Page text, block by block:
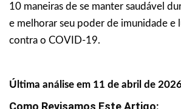
10 maneiras de se manter saudável
e melhorar seu poder de imunidade e
contra o COVID-19.
Última análise em 11 de abril de
Como Revisamos Este Artigo: